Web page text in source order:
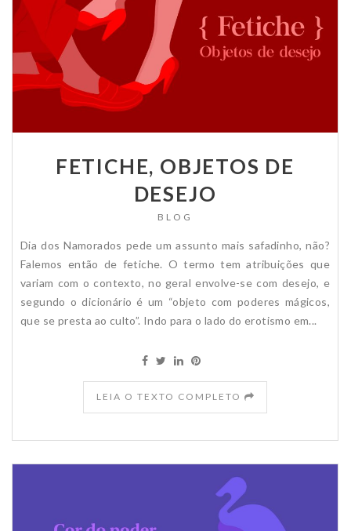
FETICHE, OBJETOS DE
DESEJO
BLOG
Dia dos Namorados pede um assunto mais safadinho, não?
Falemos então de fetiche. O termo tem atribuições que
variam com o contexto, no geral envolve-se com desejo, e
segundo o dicionário é um “objeto com poderes mágicos,
que se presta ao culto”. Indo para o lado do erotismo em...
LEIA O TEXTO COMPLETO